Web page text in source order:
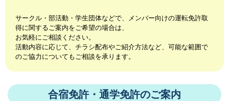
サークル・部活動・学生団体などで、メンバー向けの運転免許取
得に関するご案内をご希望の場合は、
お気軽にご相談ください。
活動内容に応じて、チラシ配布やご紹介方法など、可能な範囲で
のご協力についてもご相談を承ります。
合宿免許・通学免許のご案内